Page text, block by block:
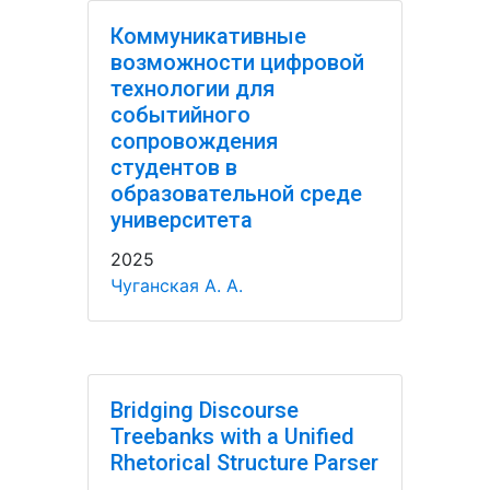
Коммуникативные
возможности цифровой
технологии для
событийного
сопровождения
студентов в
образовательной среде
университета
2025
Чуганская А. А.
Bridging Discourse
Treebanks with a Unified
Rhetorical Structure Parser